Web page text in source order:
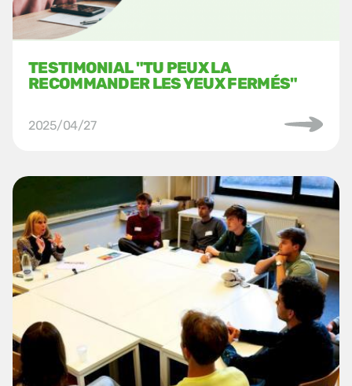
TESTIMONIAL "TU PEUX LA
RECOMMANDER LES YEUX FERMÉS"
2025/04/27